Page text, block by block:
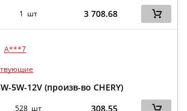
1 шт 3 708.68
A***7
5W-12V (произв-во CHERY)
528 шт 308.55